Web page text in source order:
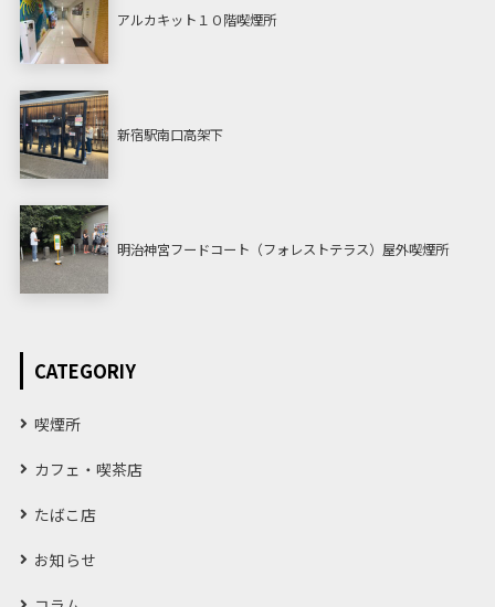
アルカキット１０階喫煙所
新宿駅南口高架下
明治神宮フードコート（フォレストテラス）屋外喫煙所
CATEGORIY
喫煙所
カフェ・喫茶店
たばこ店
お知らせ